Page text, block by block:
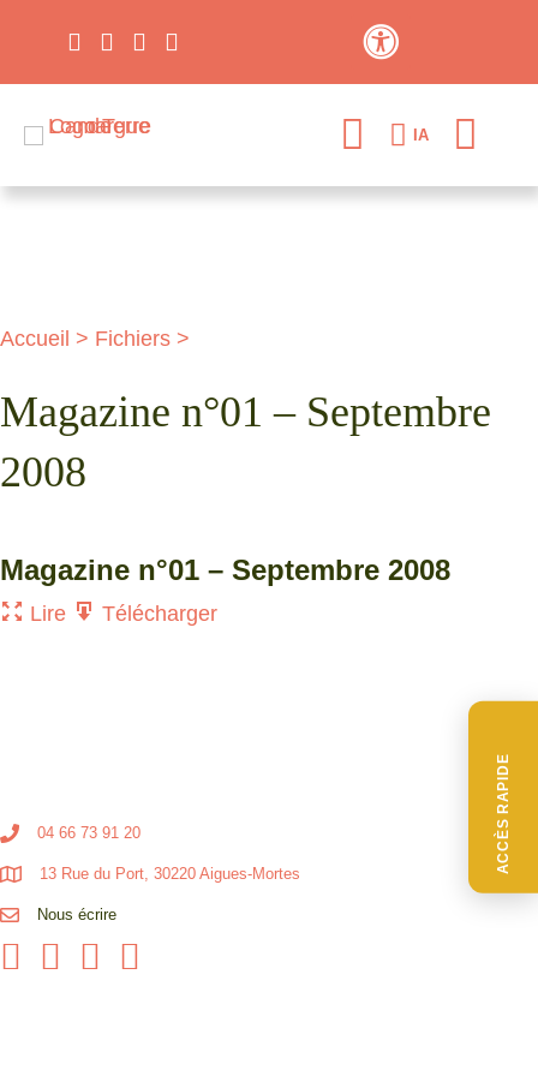
ACCÈS RAPIDE
IA
Accueil > Fichiers >
Magazine n°01 – Septembre
2008
Magazine n°01 – Septembre 2008
Lire Télécharger
04 66 73 91 20
13 Rue du Port, 30220 Aigues-Mortes
Nous écrire